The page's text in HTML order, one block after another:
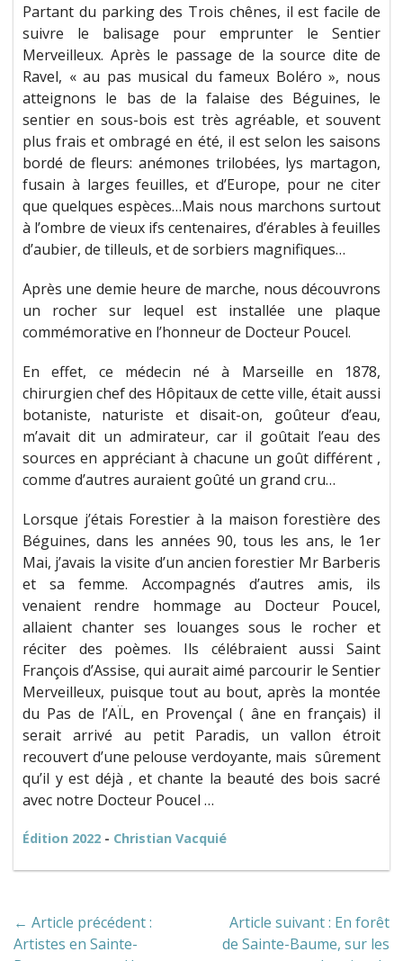
Partant du parking des Trois chênes, il est facile de
suivre le balisage pour emprunter le Sentier
Merveilleux. Après le passage de la source dite de
Ravel, « au pas musical du fameux Boléro », nous
atteignons le bas de la falaise des Béguines, le
sentier en sous-bois est très agréable, et souvent
plus frais et ombragé en été, il est selon les saisons
bordé de fleurs: anémones trilobées, lys martagon,
fusain à larges feuilles, et d’Europe, pour ne citer
que quelques espèces…Mais nous marchons surtout
à l’ombre de vieux ifs centenaires, d’érables à feuilles
d’aubier, de tilleuls, et de sorbiers magnifiques…
Après une demie heure de marche, nous découvrons
un rocher sur lequel est installée une plaque
commémorative en l’honneur de Docteur Poucel.
En effet, ce médecin né à Marseille en 1878,
chirurgien chef des Hôpitaux de cette ville, était aussi
botaniste, naturiste et disait-on, goûteur d’eau,
m’avait dit un admirateur, car il goûtait l’eau des
sources en appréciant à chacune un goût différent ,
comme d’autres auraient goûté un grand cru…
Lorsque j’étais Forestier à la maison forestière des
Béguines, dans les années 90, tous les ans, le 1er
Mai, j’avais la visite d’un ancien forestier Mr Barberis
et sa femme. Accompagnés d’autres amis, ils
venaient rendre hommage au Docteur Poucel,
allaient chanter ses louanges sous le rocher et
réciter des poèmes. Ils célébraient aussi Saint
François d’Assise, qui aurait aimé parcourir le Sentier
Merveilleux, puisque tout au bout, après la montée
du Pas de l’AÏL, en Provençal ( âne en français) il
serait arrivé au petit Paradis, un vallon étroit
recouvert d’une pelouse verdoyante, mais sûrement
qu’il y est déjà , et chante la beauté des bois sacré
avec notre Docteur Poucel …
Édition 2022 - Christian Vacquié
← Article précédent :
Artistes en Sainte-
Article suivant : En forêt
de Sainte-Baume, sur les